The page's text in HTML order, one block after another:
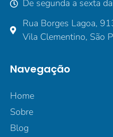
De segunda a sexta
Rua Borges Lagoa,
Vila Clementino, São
Navegação
Home
Sobre
Blog